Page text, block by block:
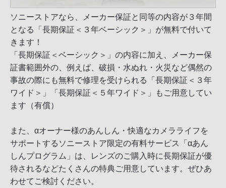
ソニーストアなら、メーカー保証と同等の内容が３年間
となる「長期保証＜３年ベーシック＞」が無料で付いて
きます！
「長期保証＜ベーシック＞」の内容に加え、メーカー保
証書範囲外の、例えば、破損・水ぬれ・火災など偶然の
事故の際にも無料で修理を受けられる「長期保証＜３年
ワイド＞」「長期保証＜５年ワイド＞」もご用意してい
ます（有償）
また、αオーナー様のあんしん・快適なカメラライフを
サポートするソニーストア限定の有料サービス「αあん
しんプログラム」は、レンズのご購入時に長期保証が優
待されるなどたくさんの特典ご用意しています。ぜひあ
わせてご検討ください。